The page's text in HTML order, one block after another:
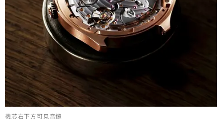
機芯右下方可見音鎚